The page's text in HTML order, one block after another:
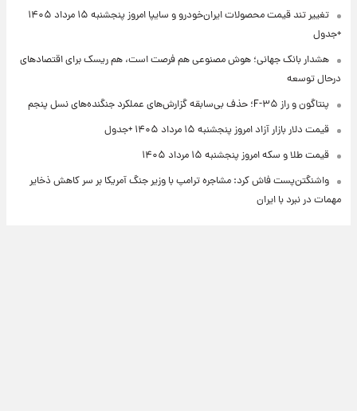
تغییر تند قیمت محصولات ایران‌خودرو و سایپا امروز پنجشنبه ۱۵ مرداد ۱۴۰۵
+جدول
هشدار بانک جهانی؛ هوش مصنوعی هم فرصت است، هم ریسک برای اقتصادهای
درحال توسعه
پنتاگون و راز F-۳۵؛ حذف بی‌سابقه گزارش‌های عملکرد جنگنده‌های نسل پنجم
قیمت دلار بازار آزاد امروز پنجشنبه ۱۵ مرداد ۱۴۰۵ +جدول
قیمت طلا و سکه امروز پنجشنبه ۱۵ مرداد ۱۴۰۵
واشنگتن‌پست فاش کرد: مشاجره ترامپ با وزیر جنگ آمریکا بر سر کاهش ذخایر
مهمات در نبرد با ایران